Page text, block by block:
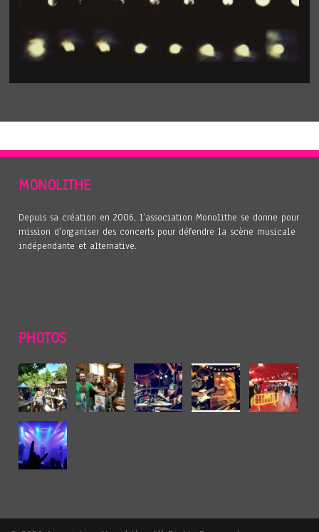
MONOLITHE
Depuis sa création en 2006, l’association Monolithe se donne pour
mission d’organiser des concerts pour défendre la scène musicale
indépendante et alternative.
PHOTOS